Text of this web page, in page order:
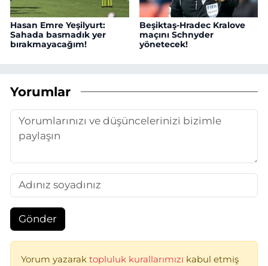
Hasan Emre Yeşilyurt:
Sahada basmadık yer
bırakmayacağım!
Beşiktaş-Hradec Kralove
maçını Schnyder
yönetecek!
Yorumlar
Gönder
Yorum yazarak topluluk kurallarımızı kabul etmiş